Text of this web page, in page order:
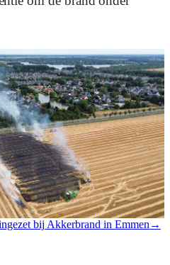
bij Akkerbrand in Emmen →